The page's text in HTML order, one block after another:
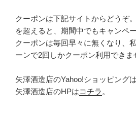
クーポンは下記サイトからどうぞ
を超えると、期間中でもキャンペ
クーポンは毎回早々に無くなり、
ーンで2回しかクーポン利用できま
矢澤酒造店のYahoo!ショッピングは
矢澤酒造店のHPはコチラ 。